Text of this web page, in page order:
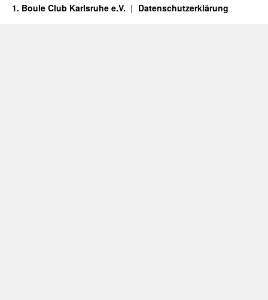
1. Boule Club Karlsruhe e.V. Datenschutzerklärung